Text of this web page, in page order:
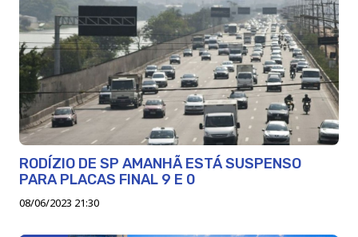
RODÍZIO DE SP AMANHÃ ESTÁ SUSPENSO
PARA PLACAS FINAL 9 E 0
08/06/2023 21:30